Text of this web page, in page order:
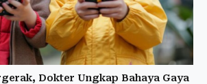
Dokter Ungkap Bahaya Gaya